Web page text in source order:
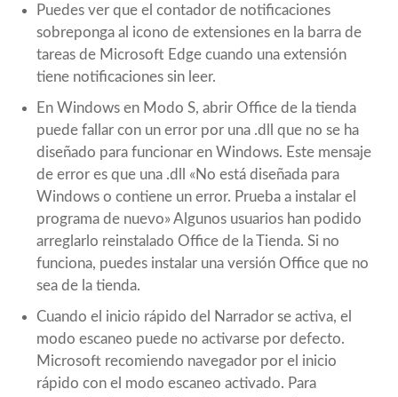
Puedes ver que el contador de notificaciones
sobreponga al icono de extensiones en la barra de
tareas de Microsoft Edge cuando una extensión
tiene notificaciones sin leer.
En Windows en Modo S, abrir Office de la tienda
puede fallar con un error por una .dll que no se ha
diseñado para funcionar en Windows. Este mensaje
de error es que una .dll «No está diseñada para
Windows o contiene un error. Prueba a instalar el
programa de nuevo» Algunos usuarios han podido
arreglarlo reinstalado Office de la Tienda. Si no
funciona, puedes instalar una versión Office que no
sea de la tienda.
Cuando el inicio rápido del Narrador se activa, el
modo escaneo puede no activarse por defecto.
Microsoft recomiendo navegador por el inicio
rápido con el modo escaneo activado. Para